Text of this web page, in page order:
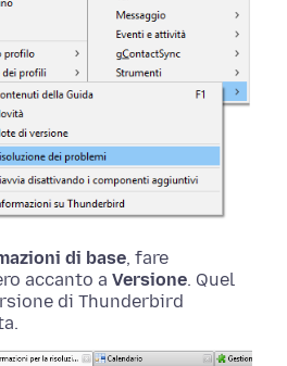
di base, fare
accanto a Versione. Quel
di Thunderbird